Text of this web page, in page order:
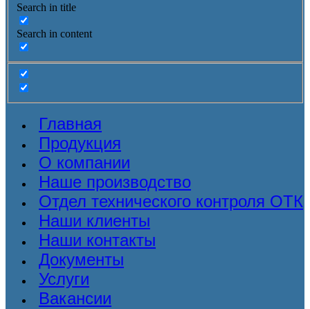
Search in title
Search in content
Главная
Продукция
О компании
Наше производство
Отдел технического контроля ОТК
Наши клиенты
Наши контакты
Документы
Услуги
Вакансии